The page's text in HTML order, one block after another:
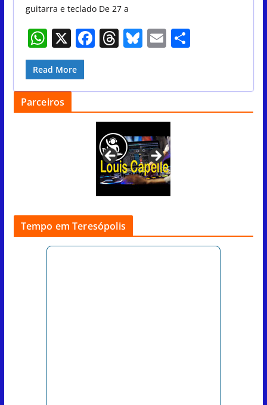
guitarra e teclado De 27 a
W
h
at
s
A
X F
e
b
o
o
k
T
a
d
s
Bl
sk
y
E
l
S
e
Read More
Parceiros
Tempo em Teresópolis